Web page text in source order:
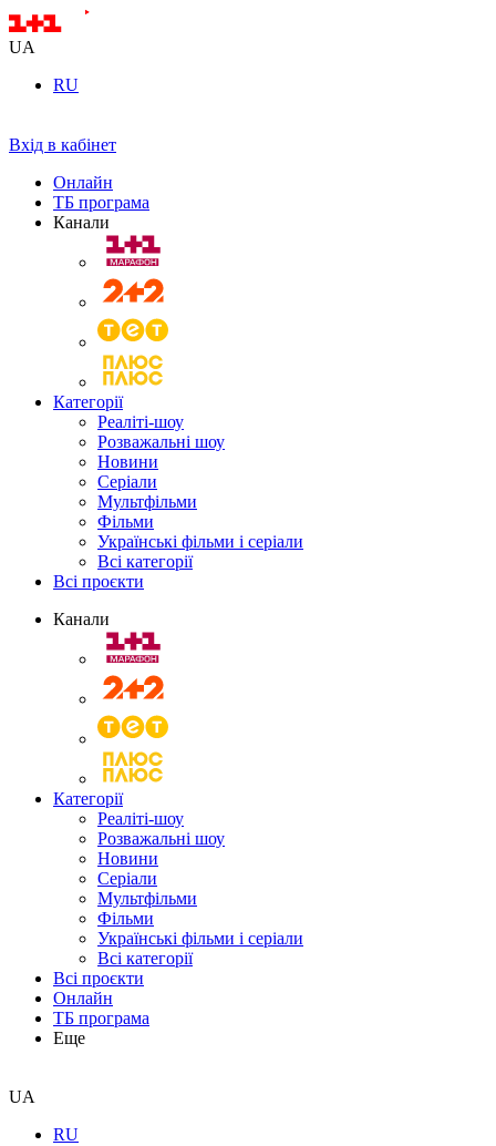
UA
RU
Вхід в кабінет
Онлайн
ТБ програма
Канали
Категорії
Реаліті-шоу
Розважальні шоу
Новини
Серіали
Мультфільми
Фільми
Українські фільми і серіали
Всі категорії
Всі проєкти
Канали
Категорії
Реаліті-шоу
Розважальні шоу
Новини
Серіали
Мультфільми
Фільми
Українські фільми і серіали
Всі категорії
Всі проєкти
Онлайн
ТБ програма
Еще
UA
RU